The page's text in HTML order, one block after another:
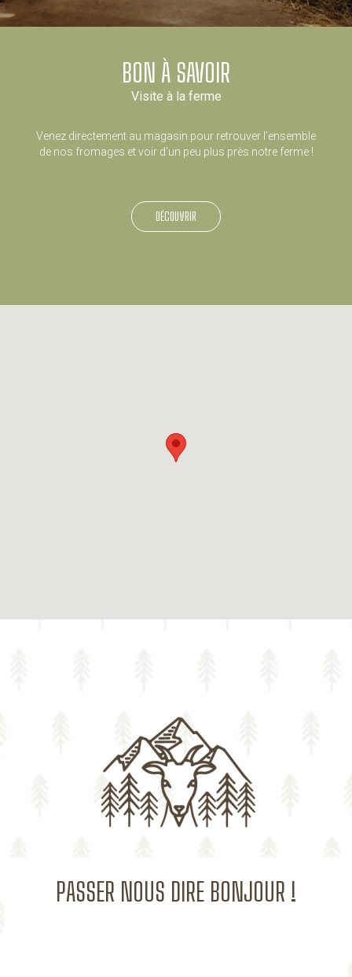
BON À SAVOIR
Visite à la ferme
Venez directement au magasin pour retrouver l’ensemble
de nos fromages et voir d’un peu plus près notre ferme !
DÉCOUVRIR
PASSER NOUS DIRE BONJOUR !